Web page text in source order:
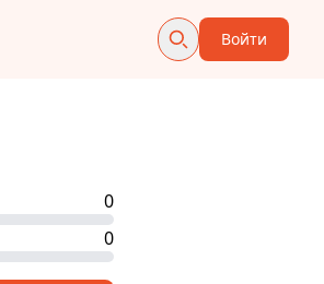
Войти
0
0